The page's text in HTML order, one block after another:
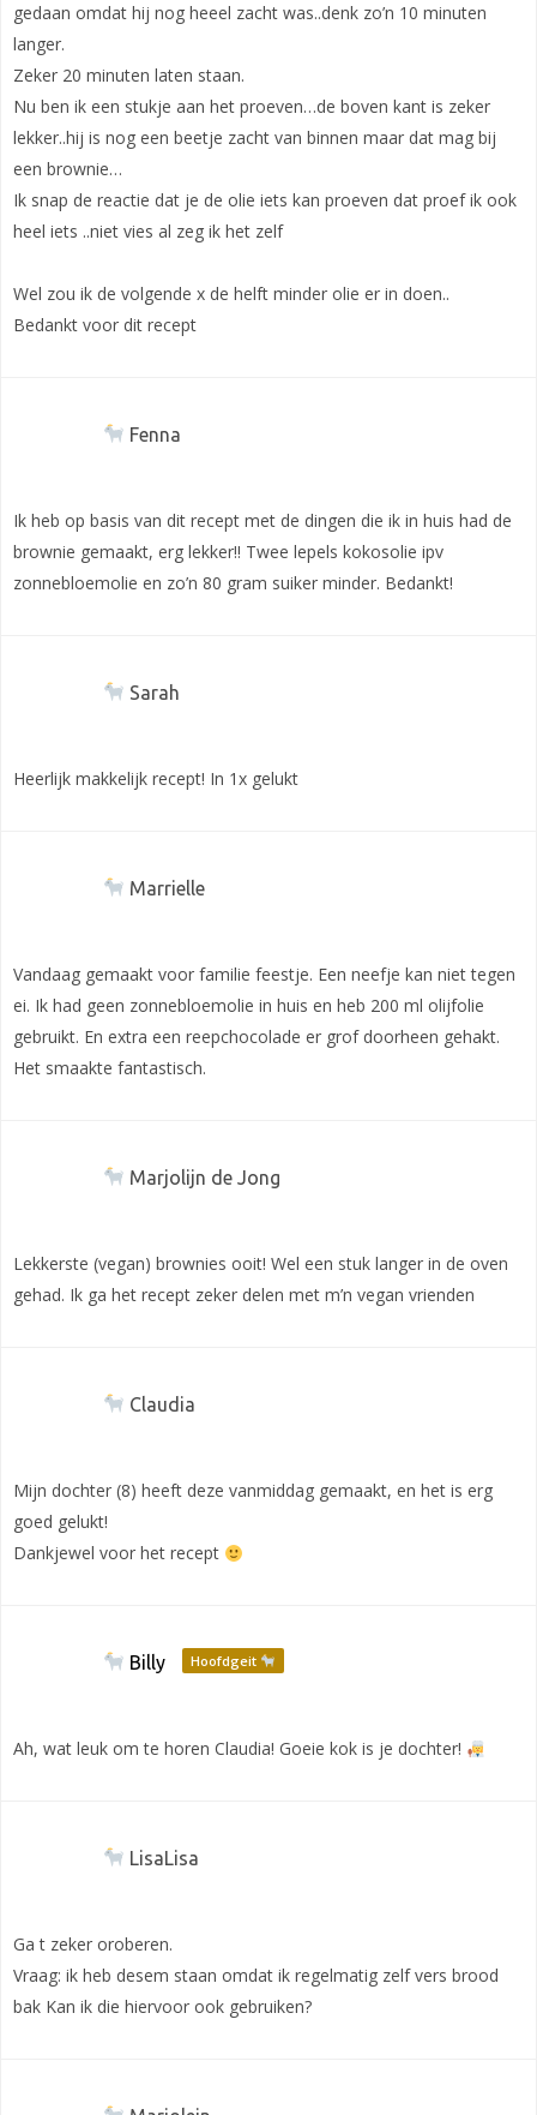
gedaan omdat hij nog heeel zacht was..denk zo’n 10 minuten
langer.
Zeker 20 minuten laten staan.
Nu ben ik een stukje aan het proeven…de boven kant is zeker
lekker..hij is nog een beetje zacht van binnen maar dat mag bij
een brownie…
Ik snap de reactie dat je de olie iets kan proeven dat proef ik ook
heel iets ..niet vies al zeg ik het zelf
Wel zou ik de volgende x de helft minder olie er in doen..
Bedankt voor dit recept
Fenna
Ik heb op basis van dit recept met de dingen die ik in huis had de
brownie gemaakt, erg lekker!! Twee lepels kokosolie ipv
zonnebloemolie en zo’n 80 gram suiker minder. Bedankt!
Sarah
Heerlijk makkelijk recept! In 1x gelukt
Marrielle
Vandaag gemaakt voor familie feestje. Een neefje kan niet tegen
ei. Ik had geen zonnebloemolie in huis en heb 200 ml olijfolie
gebruikt. En extra een reepchocolade er grof doorheen gehakt.
Het smaakte fantastisch.
Marjolijn de Jong
Lekkerste (vegan) brownies ooit! Wel een stuk langer in de oven
gehad. Ik ga het recept zeker delen met m’n vegan vrienden
Claudia
Mijn dochter (8) heeft deze vanmiddag gemaakt, en het is erg
goed gelukt!
Dankjewel voor het recept
Billy Hoofdgeit
Ah, wat leuk om te horen Claudia! Goeie kok is je dochter!
LisaLisa
Ga t zeker oroberen.
Vraag: ik heb desem staan omdat ik regelmatig zelf vers brood
bak Kan ik die hiervoor ook gebruiken?